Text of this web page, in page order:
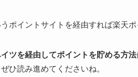
ポイントサイトを経由すれば楽天
ツを経由してポイントを貯める方法
ひ読み進めてくださいね。